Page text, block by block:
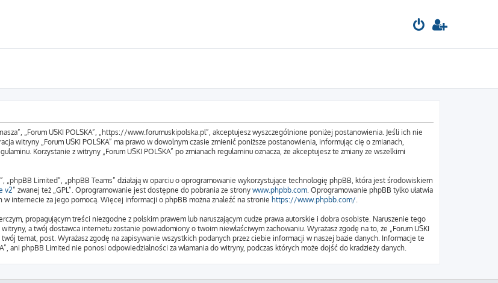
„Forum USKI POLSKA”, „https://www.forumuskipolska.pl”, akceptujesz wyszczególnione poniżej postanowienia. Jeśli ich nie
witryny „Forum USKI POLSKA” ma prawo w dowolnym czasie zmienić poniższe postanowienia, informując cię o zmianach,
Korzystanie z witryny „Forum USKI POLSKA” po zmianach regulaminu oznacza, że akceptujesz te zmiany ze wszelkimi
„phpBB Limited”, „phpBB Teams” działają w oparciu o oprogramowanie wykorzystujące technologię phpBB, która jest środowiskiem
v2” zwanej też „GPL”. Oprogramowanie jest dostępne do pobrania ze strony www.phpbb.com. Oprogramowanie phpBB tylko ułatwia
internecie za jego pomocą. Więcej informacji o phpBB można znaleźć na stronie https://www.phpbb.com/.
propagującym treści niezgodne z polskim prawem lub naruszającym cudze prawa autorskie i dobra osobiste. Naruszenie tego
a twój dostawca internetu zostanie powiadomiony o twoim niewłaściwym zachowaniu. Wyrażasz zgodę na to, że „Forum USKI
temat, post. Wyrażasz zgodę na zapisywanie wszystkich podanych przez ciebie informacji w naszej bazie danych. Informacje te
ani phpBB Limited nie ponosi odpowiedzialności za włamania do witryny, podczas których może dojść do kradzieży danych.